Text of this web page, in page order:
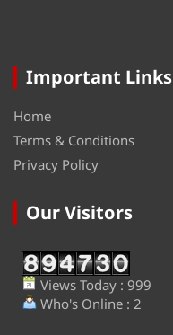
Important Links
Home
Terms & Conditions
Privacy Policy
Our Visitors
Views Today : 999
Who's Online : 2